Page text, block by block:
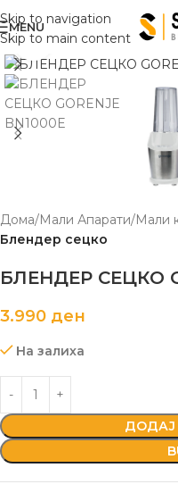
Skip to navigation
Skip to main content
MENU
Click to enlarge
Дома Мали Апарати Мали
Блендер сецко
БЛЕНДЕР СЕЦКО
3.990 ден
На залиха